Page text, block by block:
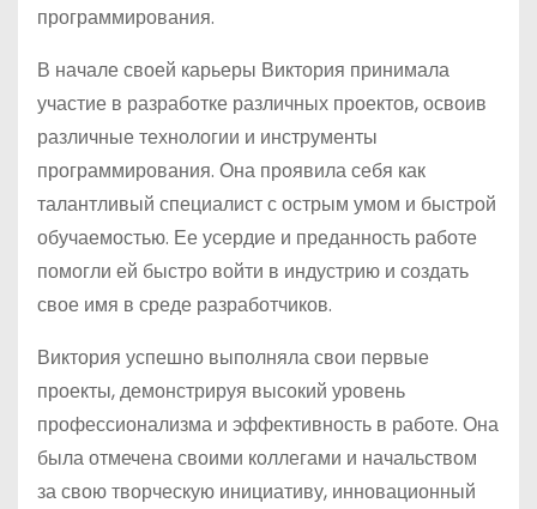
программирования.
В начале своей карьеры Виктория принимала
участие в разработке различных проектов, освоив
различные технологии и инструменты
программирования. Она проявила себя как
талантливый специалист с острым умом и быстрой
обучаемостью. Ее усердие и преданность работе
помогли ей быстро войти в индустрию и создать
свое имя в среде разработчиков.
Виктория успешно выполняла свои первые
проекты, демонстрируя высокий уровень
профессионализма и эффективность в работе. Она
была отмечена своими коллегами и начальством
за свою творческую инициативу, инновационный